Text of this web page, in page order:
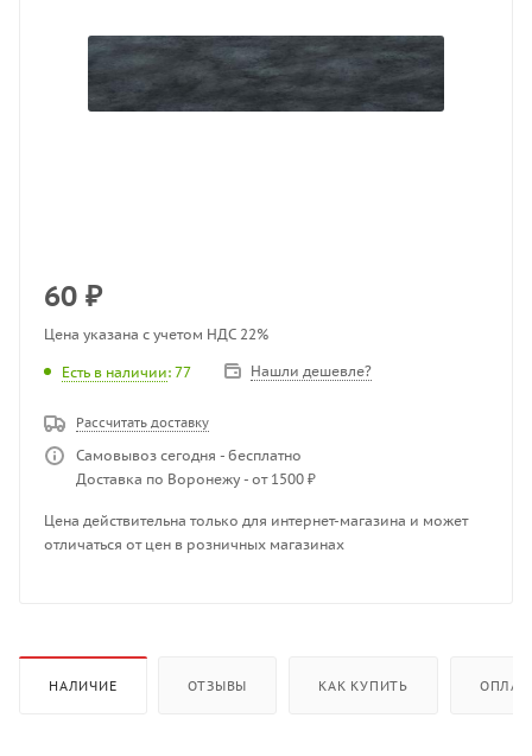
60 ₽
Цена указана с учетом НДС 22%
Есть в наличии: 77 Нашли дешевле?
Рассчитать доставку
Самовывоз сегодня - бесплатно
Доставка по Воронежу - от 1500 ₽
Цена действительна только для интернет-магазина и может
отличаться от цен в розничных магазинах
НАЛИЧИЕ ОТЗЫВЫ КАК КУПИТЬ